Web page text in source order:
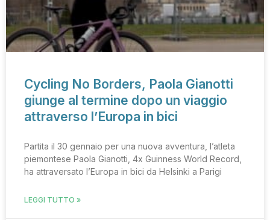
Cycling No Borders, Paola Gianotti
giunge al termine dopo un viaggio
attraverso l’Europa in bici
Partita il 30 gennaio per una nuova avventura, l’atleta
piemontese Paola Gianotti, 4x Guinness World Record,
ha attraversato l’Europa in bici da Helsinki a Parigi
LEGGI TUTTO »